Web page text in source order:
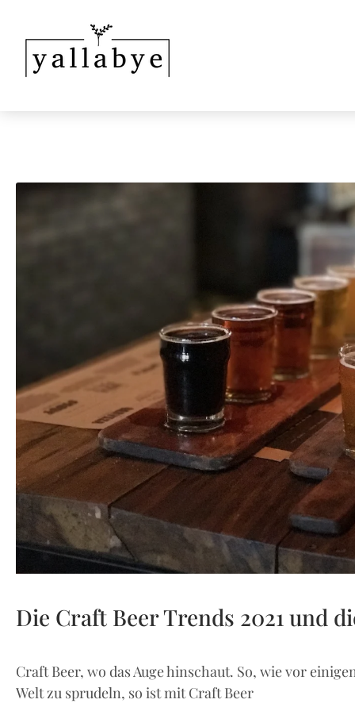
Die Craft Beer Trends 2021 und
Craft Beer, wo das Auge hinschaut. So, wie vor
Welt zu sprudeln, so ist mit Craft Beer